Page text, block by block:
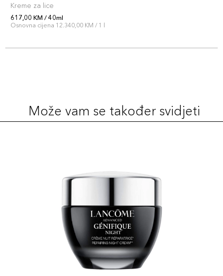
Kreme za lice
617,00 KM / 40ml
Osnovna cijena 12.340,00 KM / 1 l
Može vam se također svidjeti